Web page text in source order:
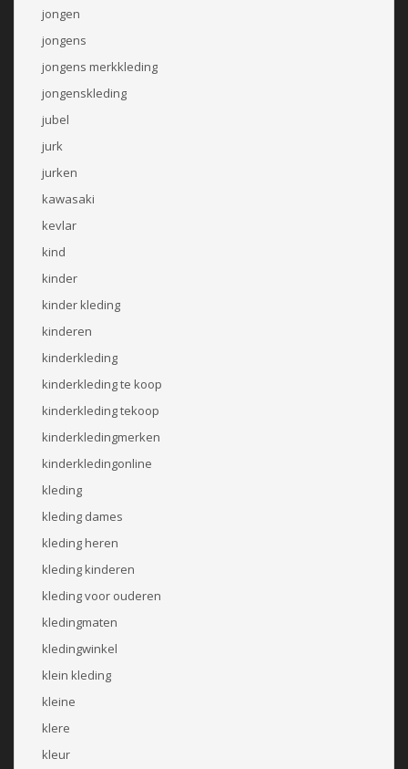
jongen
jongens
jongens merkkleding
jongenskleding
jubel
jurk
jurken
kawasaki
kevlar
kind
kinder
kinder kleding
kinderen
kinderkleding
kinderkleding te koop
kinderkleding tekoop
kinderkledingmerken
kinderkledingonline
kleding
kleding dames
kleding heren
kleding kinderen
kleding voor ouderen
kledingmaten
kledingwinkel
klein kleding
kleine
klere
kleur